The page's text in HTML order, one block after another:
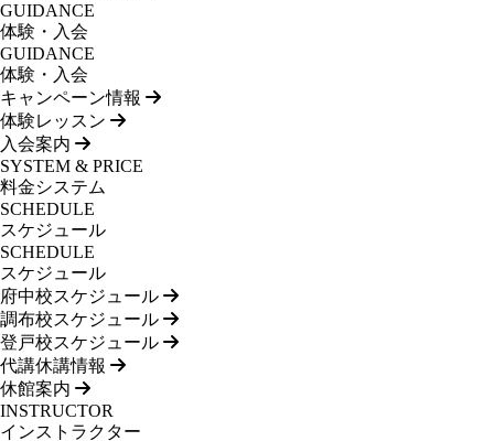
GUIDANCE
体験・入会
GUIDANCE
体験・入会
キャンペーン情報
体験レッスン
入会案内
SYSTEM & PRICE
料金システム
SCHEDULE
スケジュール
SCHEDULE
スケジュール
府中校スケジュール
調布校スケジュール
登戸校スケジュール
代講休講情報
休館案内
INSTRUCTOR
インストラクター